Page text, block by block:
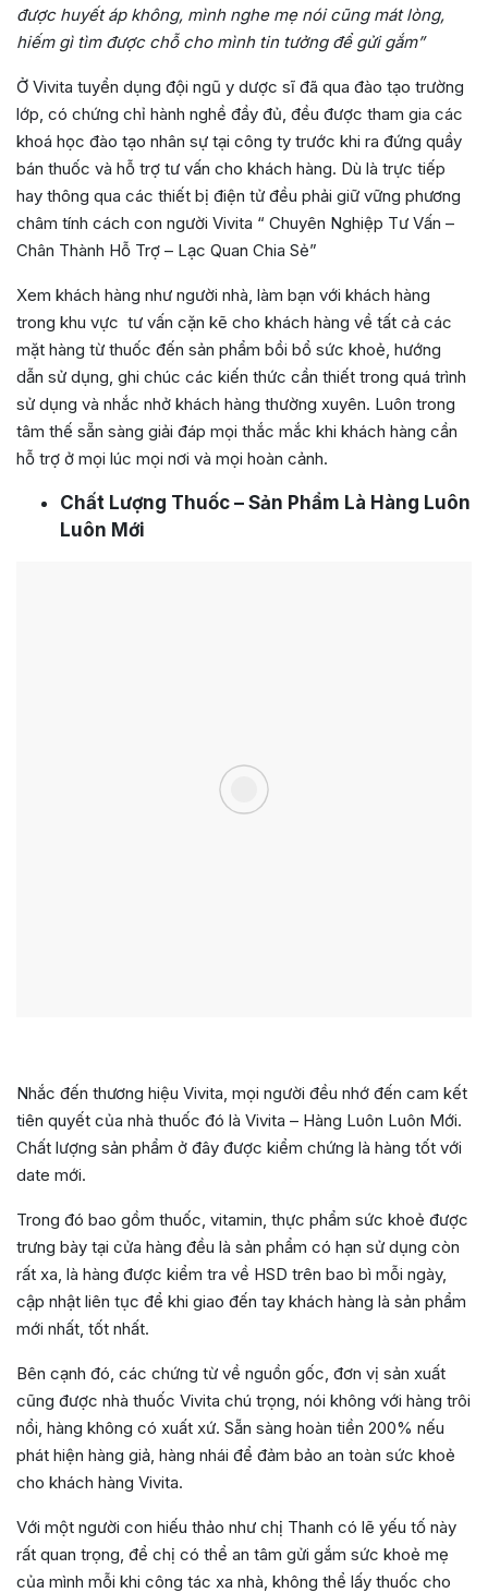
được huyết áp không, mình nghe mẹ nói cũng mát lòng,
hiếm gì tìm được chỗ cho mình tin tưởng để gửi gắm”
Ở Vivita tuyển dụng đội ngũ y dược sĩ đã qua đào tạo trường
lớp, có chứng chỉ hành nghề đầy đủ, đều được tham gia các
khoá học đào tạo nhân sự tại công ty trước khi ra đứng quầy
bán thuốc và hỗ trợ tư vấn cho khách hàng. Dù là trực tiếp
hay thông qua các thiết bị điện tử đều phải giữ vững phương
châm tính cách con người Vivita “ Chuyên Nghiệp Tư Vấn –
Chân Thành Hỗ Trợ – Lạc Quan Chia Sẻ”
Xem khách hàng như người nhà, làm bạn với khách hàng
trong khu vực tư vấn cặn kẽ cho khách hàng về tất cả các
mặt hàng từ thuốc đến sản phẩm bồi bổ sức khoẻ, hướng
dẫn sử dụng, ghi chúc các kiến thức cần thiết trong quá trình
sử dụng và nhắc nhở khách hàng thường xuyên. Luôn trong
tâm thế sẵn sàng giải đáp mọi thắc mắc khi khách hàng cần
hỗ trợ ở mọi lúc mọi nơi và mọi hoàn cảnh.
Chất Lượng Thuốc – Sản Phẩm Là Hàng Luôn
Luôn Mới
Nhắc đến thương hiệu Vivita, mọi người đều nhớ đến cam kết
tiên quyết của nhà thuốc đó là Vivita – Hàng Luôn Luôn Mới.
Chất lượng sản phẩm ở đây được kiểm chứng là hàng tốt với
date mới.
Trong đó bao gồm thuốc, vitamin, thực phẩm sức khoẻ được
trưng bày tại cửa hàng đều là sản phẩm có hạn sử dụng còn
rất xa, là hàng được kiểm tra về HSD trên bao bì mỗi ngày,
cập nhật liên tục để khi giao đến tay khách hàng là sản phẩm
mới nhất, tốt nhất.
Bên cạnh đó, các chứng từ về nguồn gốc, đơn vị sản xuất
cũng được nhà thuốc Vivita chú trọng, nói không với hàng trôi
nổi, hàng không có xuất xứ. Sẵn sàng hoàn tiền 200% nếu
phát hiện hàng giả, hàng nhái để đảm bảo an toàn sức khoẻ
cho khách hàng Vivita.
Với một người con hiếu thảo như chị Thanh có lẽ yếu tố này
rất quan trọng, để chị có thể an tâm gửi gắm sức khoẻ mẹ
của mình mỗi khi công tác xa nhà, không thể lấy thuốc cho